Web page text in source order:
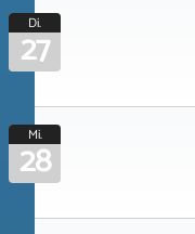
Di.
27
Mi.
28